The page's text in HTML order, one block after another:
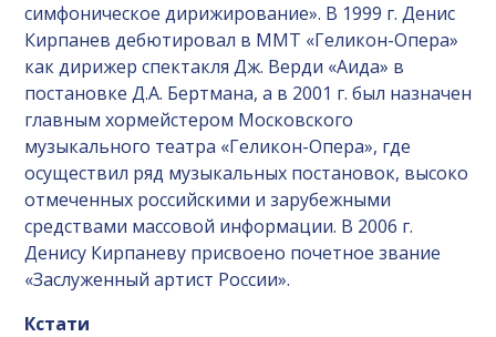
симфоническое дирижирование». В 1999 г. Денис
Кирпанев дебютировал в ММТ «Геликон-Опера»
как дирижер спектакля Дж. Верди «Аида» в
постановке Д.А. Бертмана, а в 2001 г. был назначен
главным хормейстером Московского
музыкального театра «Геликон-Опера», где
осуществил ряд музыкальных постановок, высоко
отмеченных российскими и зарубежными
средствами массовой информации. В 2006 г.
Денису Кирпаневу присвоено почетное звание
«Заслуженный артист России».
Кстати